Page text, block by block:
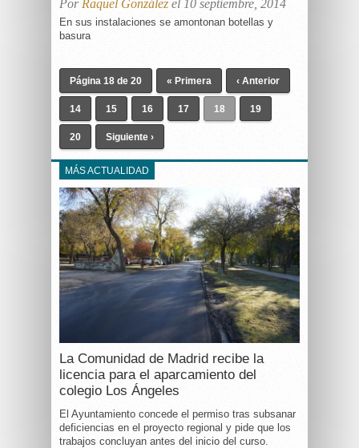
Por Raquel González el 10 septiembre, 2014
En sus instalaciones se amontonan botellas y
basura
Página 18 de 20 « Primera ‹ Anterior
14 15 16 17 18 19
20 Siguiente ›
MÁS ACTUALIDAD
La Comunidad de Madrid recibe la
licencia para el aparcamiento del
colegio Los Ángeles
El Ayuntamiento concede el permiso tras subsanar
deficiencias en el proyecto regional y pide que los
trabajos concluyan antes del inicio del curso.